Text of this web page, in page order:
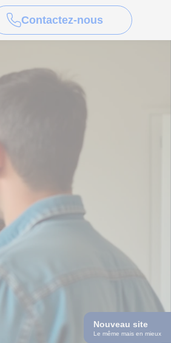
Contactez-nous
Nouveau site
Le même mais en mieux